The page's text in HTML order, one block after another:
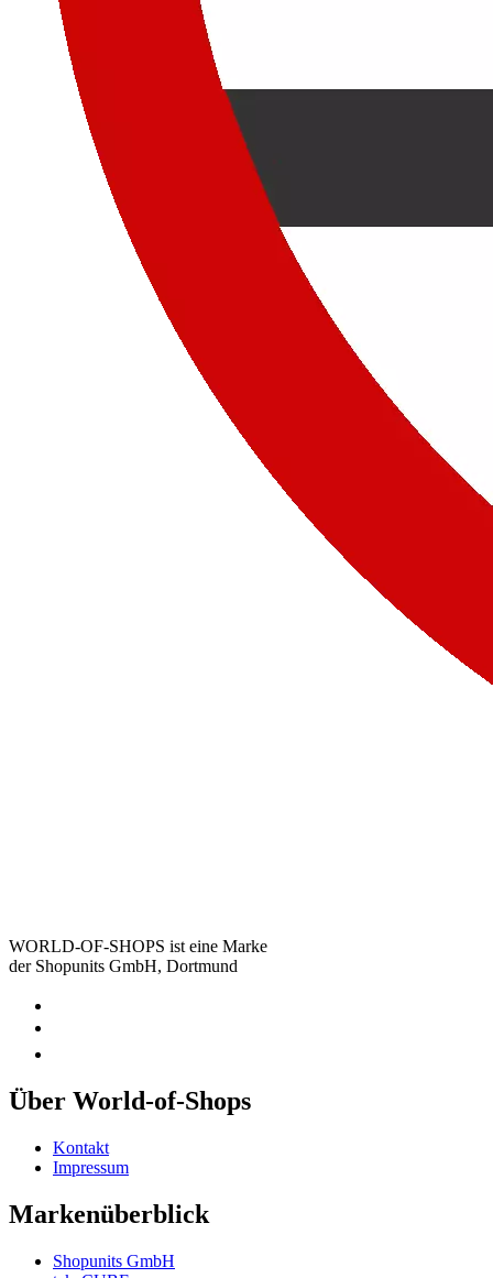
WORLD-OF-SHOPS ist eine Marke
der Shopunits GmbH, Dortmund
Über World-of-Shops
Kontakt
Impressum
Markenüberblick
Shopunits GmbH